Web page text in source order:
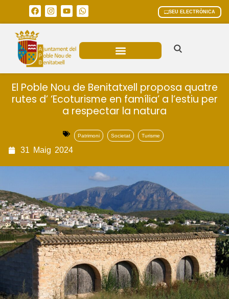
SEU ELECTRÒNICA
El Poble Nou de Benitatxell proposa quatre
rutes d’ ‘Ecoturisme en família’ a l’estiu per
a respectar la natura
Patrimoni Societat Turisme
31 Maig 2024